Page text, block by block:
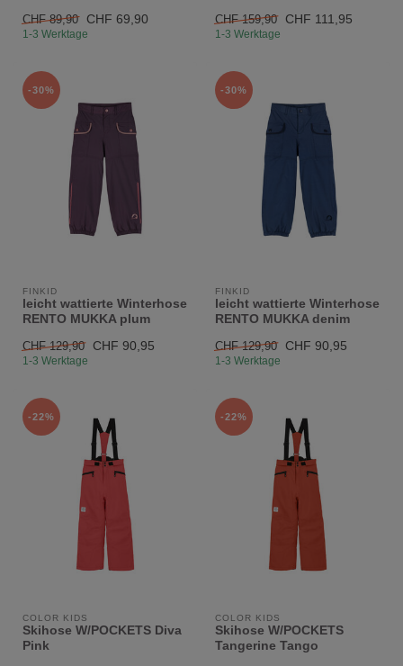
CHF 89,90 CHF 69,90
1-3 Werktage
CHF 159,90 CHF 111,95
1-3 Werktage
-30%
FINKID
leicht wattierte Winterhose
RENTO MUKKA plum
CHF 129,90 CHF 90,95
1-3 Werktage
-30%
FINKID
leicht wattierte Winterhose
RENTO MUKKA denim
CHF 129,90 CHF 90,95
1-3 Werktage
-22%
COLOR KIDS
Skihose W/POCKETS Diva
Pink
-22%
COLOR KIDS
Skihose W/POCKETS
Tangerine Tango